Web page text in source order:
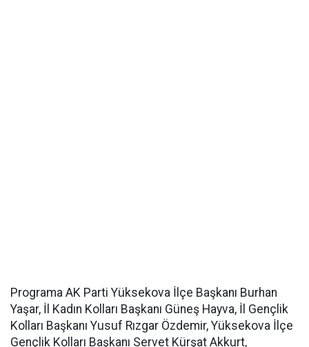
Programa AK Parti Yüksekova İlçe Başkanı Burhan
Yaşar, İl Kadın Kolları Başkanı Güneş Hayva, İl Gençlik
Kolları Başkanı Yusuf Rızgar Özdemir, Yüksekova İlçe
Gençlik Kolları Başkanı Servet Kürşat Akkurt,